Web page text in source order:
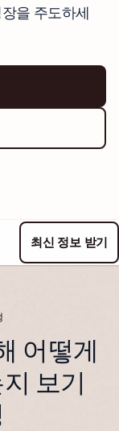
을 주도하세
최신 정보 받기
어떻게
보기